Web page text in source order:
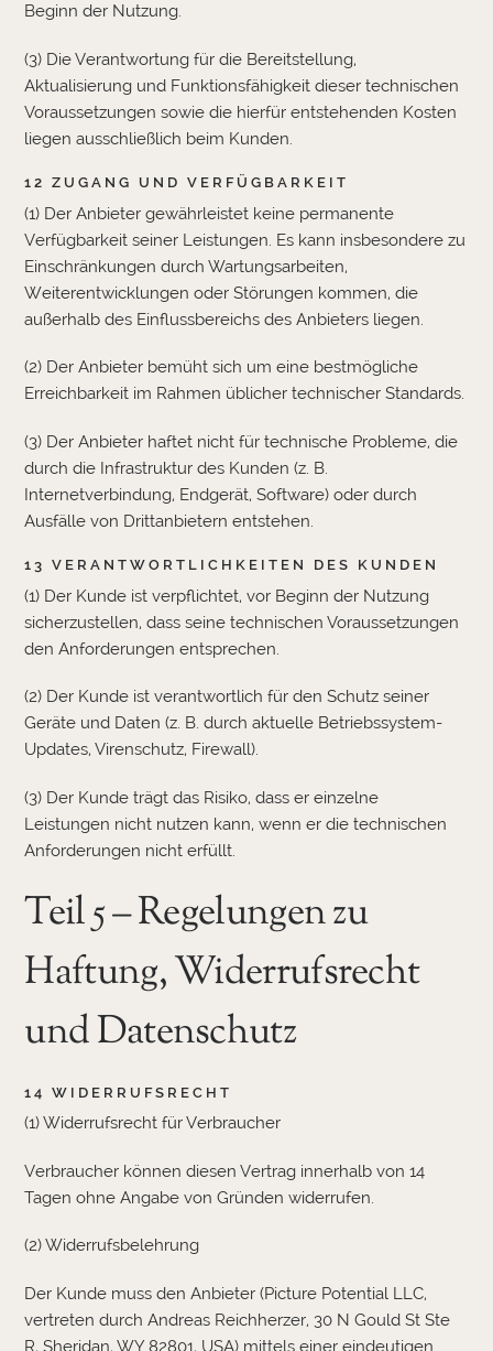
Beginn der Nutzung.
(3) Die Verantwortung für die Bereitstellung,
Aktualisierung und Funktionsfähigkeit dieser technischen
Voraussetzungen sowie die hierfür entstehenden Kosten
liegen ausschließlich beim Kunden.
12 ZUGANG UND VERFÜGBARKEIT
(1) Der Anbieter gewährleistet keine permanente
Verfügbarkeit seiner Leistungen. Es kann insbesondere zu
Einschränkungen durch Wartungsarbeiten,
Weiterentwicklungen oder Störungen kommen, die
außerhalb des Einflussbereichs des Anbieters liegen.
(2) Der Anbieter bemüht sich um eine bestmögliche
Erreichbarkeit im Rahmen üblicher technischer Standards.
(3) Der Anbieter haftet nicht für technische Probleme, die
durch die Infrastruktur des Kunden (z. B.
Internetverbindung, Endgerät, Software) oder durch
Ausfälle von Drittanbietern entstehen.
13 VERANTWORTLICHKEITEN DES KUNDEN
(1) Der Kunde ist verpflichtet, vor Beginn der Nutzung
sicherzustellen, dass seine technischen Voraussetzungen
den Anforderungen entsprechen.
(2) Der Kunde ist verantwortlich für den Schutz seiner
Geräte und Daten (z. B. durch aktuelle Betriebssystem-
Updates, Virenschutz, Firewall).
(3) Der Kunde trägt das Risiko, dass er einzelne
Leistungen nicht nutzen kann, wenn er die technischen
Anforderungen nicht erfüllt.
Teil 5 – Regelungen zu
Haftung, Widerrufsrecht
und Datenschutz
14 WIDERRUFSRECHT
(1) Widerrufsrecht für Verbraucher
Verbraucher können diesen Vertrag innerhalb von 14
Tagen ohne Angabe von Gründen widerrufen.
(2) Widerrufsbelehrung
Der Kunde muss den Anbieter (Picture Potential LLC,
vertreten durch Andreas Reichherzer, 30 N Gould St Ste
R, Sheridan, WY 82801, USA) mittels einer eindeutigen